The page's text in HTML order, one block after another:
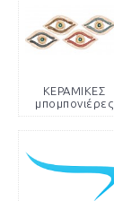
ΚΕΡΑΜΙΚΕΣ
μπομπονιέρες